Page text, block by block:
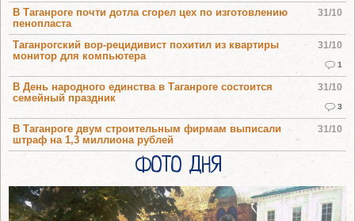
31/10
В Таганроге почти дотла сгорел цех по изготовлению
пенопласта
31/10
1
Таганрогский вор-рецидивист похитил из квартиры
монитор для компьютера
31/10
3
В День народного единства в Таганроге состоится
семейный праздник
31/10
В Таганроге двум строительным фирмам выписали
штраф на 1,3 миллиона рублей
ФОТО ДНЯ